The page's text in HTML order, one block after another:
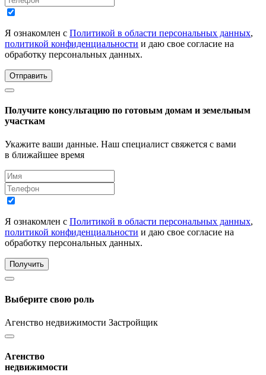
Я ознакомлен с Политикой в области персональных данных,
политикой конфиденциальности и даю свое согласие на
обработку персональных данных.
Отправить
Получите консультацию по готовым домам и земельным
участкам
Укажите ваши данные. Наш специалист свяжется с вами
в ближайшее время
Я ознакомлен с Политикой в области персональных данных,
политикой конфиденциальности и даю свое согласие на
обработку персональных данных.
Получить
Выберите свою роль
Агенство недвижимости Застройщик
Агенство
недвижимости